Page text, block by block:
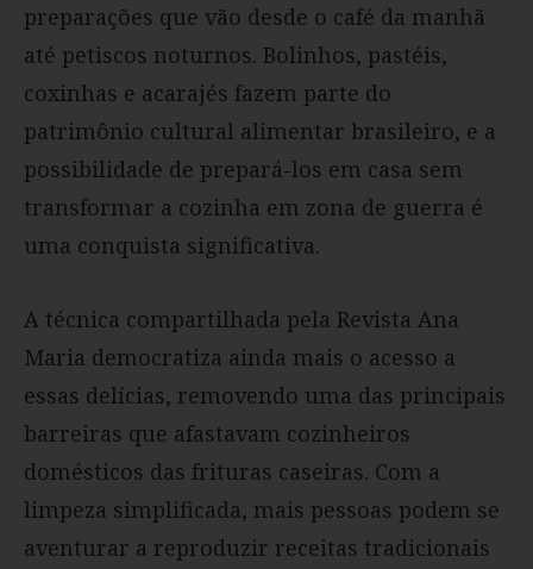
preparações que vão desde o café da manhã
até petiscos noturnos. Bolinhos, pastéis,
coxinhas e acarajés fazem parte do
patrimônio cultural alimentar brasileiro, e a
possibilidade de prepará-los em casa sem
transformar a cozinha em zona de guerra é
uma conquista significativa.
A técnica compartilhada pela Revista Ana
Maria democratiza ainda mais o acesso a
essas delícias, removendo uma das principais
barreiras que afastavam cozinheiros
domésticos das frituras caseiras. Com a
limpeza simplificada, mais pessoas podem se
aventurar a reproduzir receitas tradicionais